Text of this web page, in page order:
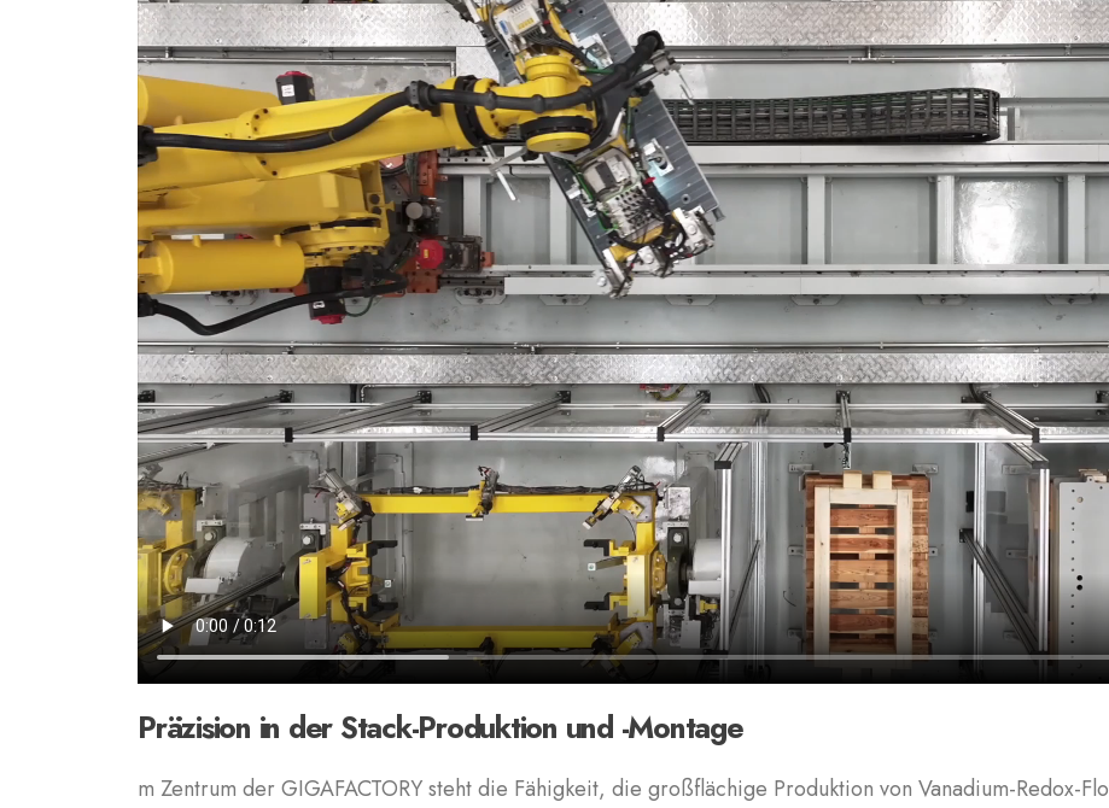
Präzision in der Stack-Produktion und -Montage
m Zentrum der GIGAFACTORY steht die Fähigkeit, die großflächige Produktion von Vanadium-Redox-